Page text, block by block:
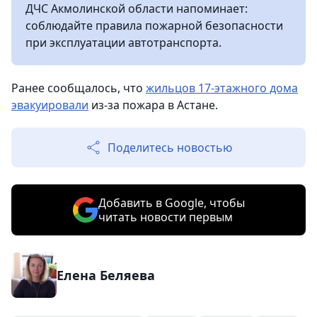
ДЧС Акмолинской области напоминает:
соблюдайте правила пожарной безопасности
при эксплуатации автотранспорта.
Ранее сообщалось, что жильцов 17-этажного дома
эвакуировали из-за пожара в Астане.
Поделитесь новостью
Добавить в Google, чтобы
читать новости первым
Елена Беляева